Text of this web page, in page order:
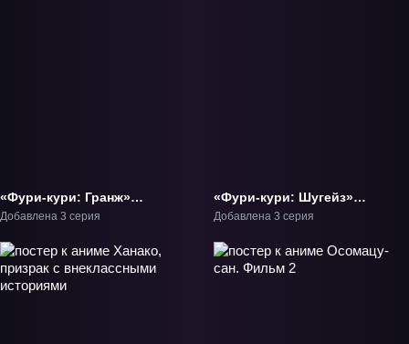
«Фури-кури: Гранж»
ТВ-1
Добавлена 3 серия
«Фури-кури: Шугейз»
ТВ-1
Добавлена 3 серия